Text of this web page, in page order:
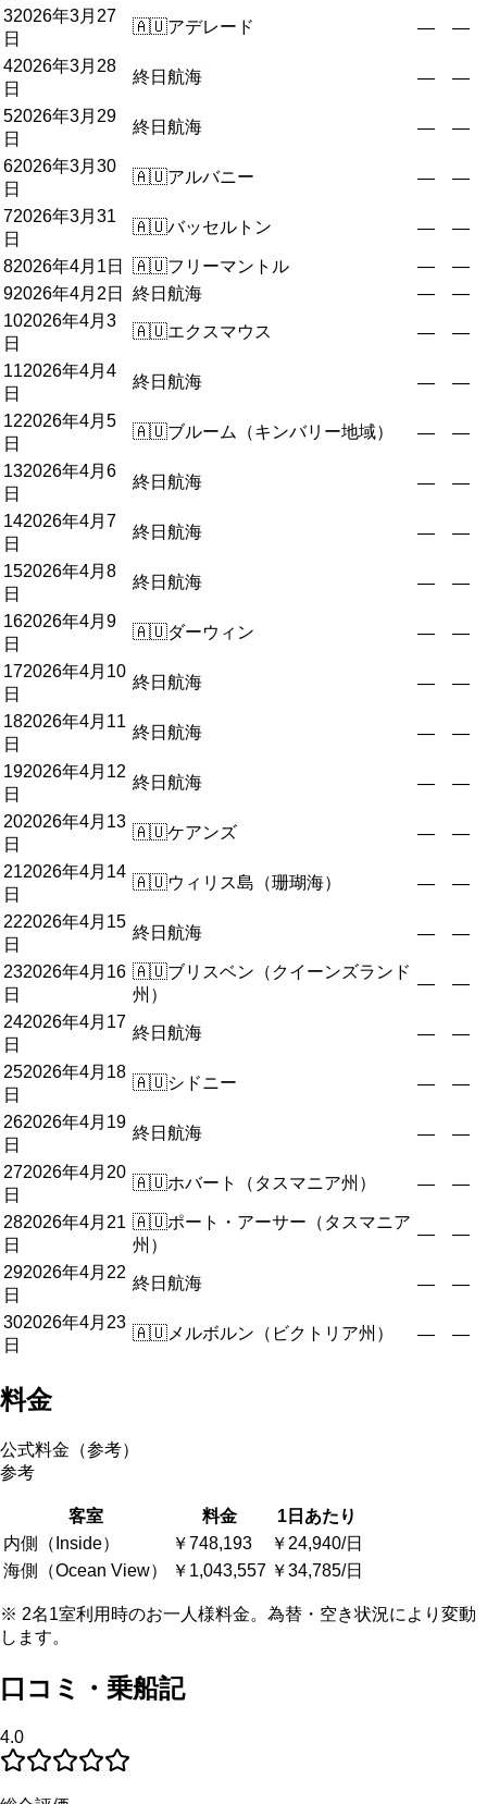
32026年3月27
日
🇦🇺アデレード — —
42026年3月28
日
終日航海 — —
52026年3月29
日
終日航海 — —
62026年3月30
日
🇦🇺アルバニー — —
72026年3月31
日
🇦🇺バッセルトン — —
82026年4月1日 🇦🇺フリーマントル —
—
92026年4月2日 終日航海 —
—
102026年4月3
日
🇦🇺エクスマウス — —
112026年4月4
日
終日航海 — —
122026年4月5
日
🇦🇺ブルーム（キンバリー地域） — —
132026年4月6
日
終日航海 — —
142026年4月7
日
終日航海 — —
152026年4月8
日
終日航海 — —
162026年4月9
日
🇦🇺ダーウィン — —
172026年4月10
日
終日航海 — —
182026年4月11
日
終日航海 — —
192026年4月12
日
終日航海 — —
202026年4月13
日
🇦🇺ケアンズ — —
212026年4月14
日
🇦🇺ウィリス島（珊瑚海） — —
222026年4月15
日
終日航海 — —
232026年4月16
日
🇦🇺ブリスベン（クイーンズランド
州）
— —
242026年4月17
日
終日航海 — —
252026年4月18
日
🇦🇺シドニー — —
262026年4月19
日
終日航海 — —
272026年4月20
日
🇦🇺ホバート（タスマニア州） — —
282026年4月21
日
🇦🇺ポート・アーサー（タスマニア
州）
— —
292026年4月22
日
終日航海 — —
302026年4月23
日
🇦🇺 メルボルン（ビクトリア州） — —
料金
公式料金（参考）
参考
客室 料金
1日あたり
内側（Inside）
￥748,193
￥24,940/日
海側（Ocean View）
￥1,043,557 ￥34,785/日
※ 2名1室利用時のお一人様料金。為替・空き状況により変動
します。
口コミ・乗船記
4.0